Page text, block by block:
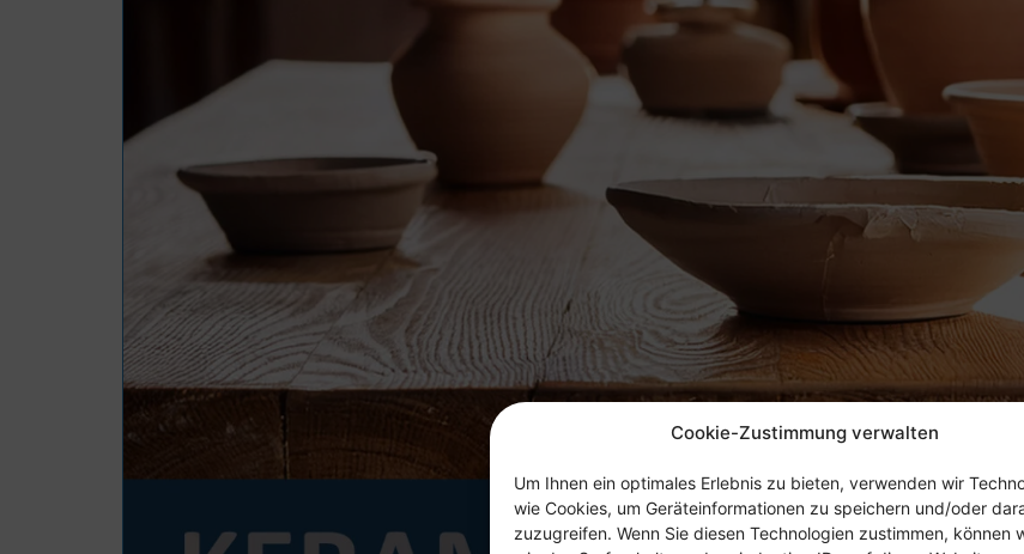
Cookie-Zustimmung verwalten
Um Ihnen ein optimales Erlebnis zu bieten, verwenden wir
wie Cookies, um Geräteinformationen zu speichern und/oder
zuzugreifen. Wenn Sie diesen Technologien zustimmen, können